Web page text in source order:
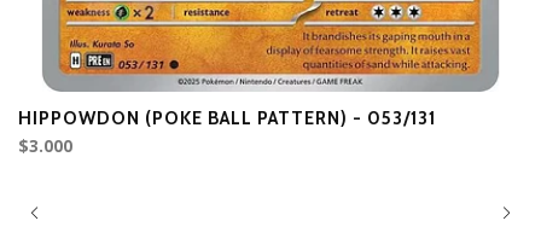
HIPPOWDON (POKE BALL PATTERN) - 053/131
$3.000